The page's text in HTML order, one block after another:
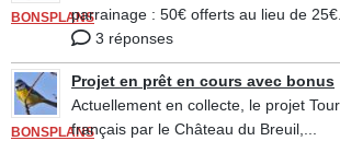
BONSPLANSparrainage : 50€ offerts au lieu de
3 réponses
BONSPLANS
Projet en prêt en cours avec bonus
Actuellement en collecte, le projet
français par le Château du Breuil,...